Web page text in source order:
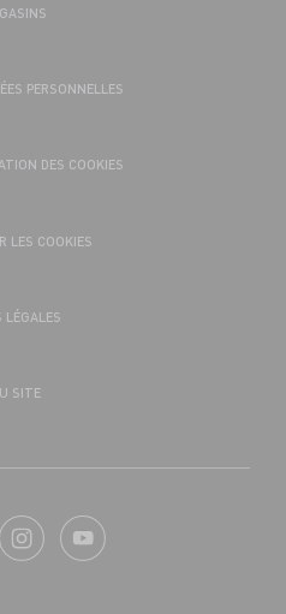
PERSONNELLES
DES COOKIES
LES COOKIES
SITE